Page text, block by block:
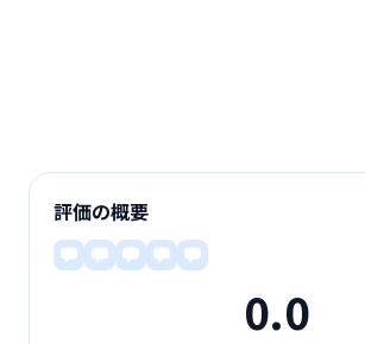
評価の概要
0.0